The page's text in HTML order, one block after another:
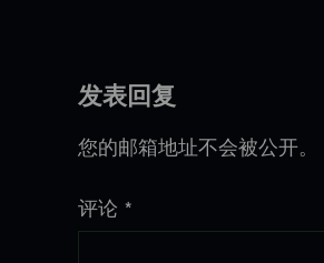
发表回复
您的邮箱地址不会被公开。
评论 *